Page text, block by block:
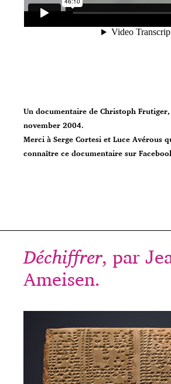
Un documentaire de Christoph
november 2004.
Merci à Serge Cortesi et Luce Avérous
connaître ce documentaire sur
Déchiffrer, par
Ameisen.